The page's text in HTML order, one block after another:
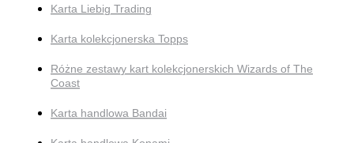
Karta Liebig Trading
Karta kolekcjonerska Topps
Różne zestawy kart kolekcjonerskich Wizards of The
Coast
Karta handlowa Bandai